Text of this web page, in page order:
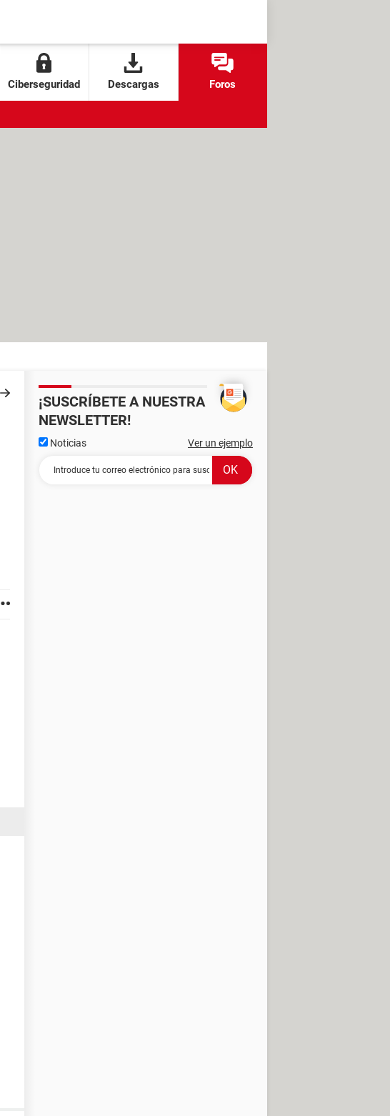
Ciberseguridad Descargas Foros
¡SUSCRÍBETE A NUESTRA
NEWSLETTER!
Noticias Ver un ejemplo